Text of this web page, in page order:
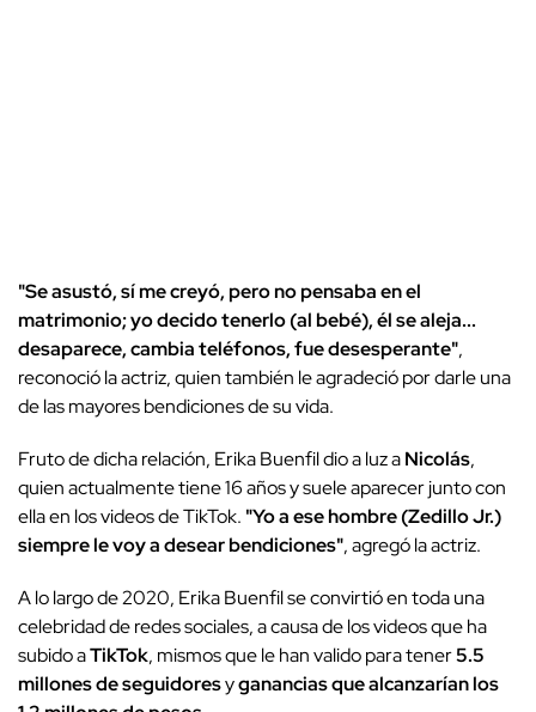
"Se asustó, sí me creyó, pero no pensaba en el
matrimonio; yo decido tenerlo (al bebé), él se aleja...
desaparece, cambia teléfonos, fue desesperante",
reconoció la actriz, quien también le agradeció por darle una
de las mayores bendiciones de su vida.
Fruto de dicha relación, Erika Buenfil dio a luz aNicolás,
quien actualmente tiene 16 años y suele aparecer junto con
ella en los videos de TikTok. "Yo a ese hombre (Zedillo Jr.)
siempre le voy a desear bendiciones", agregó la actriz.
A lo largo de 2020, Erika Buenfil se convirtió en toda una
celebridad de redes sociales, a causa de los videos que ha
subido aTikTok, mismos que le han valido para tener5.5
millones de seguidoresyganancias que alcanzarían los